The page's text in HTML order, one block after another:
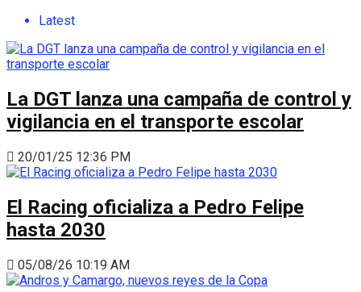
Latest
La DGT lanza una campaña de control y
vigilancia en el transporte escolar
20/01/25 12:36 PM
El Racing oficializa a Pedro Felipe
hasta 2030
05/08/26 10:19 AM